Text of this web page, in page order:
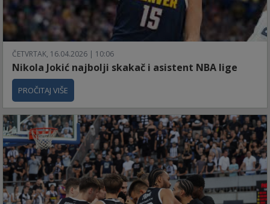
ČETVRTAK, 16.04.2026 | 10:06
Nikola Jokić najbolji skakač i asistent NBA lige
PROČITAJ VIŠE